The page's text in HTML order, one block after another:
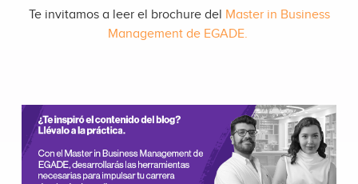
Te invitamos a leer el brochure del Master in Business
Management de EGADE.